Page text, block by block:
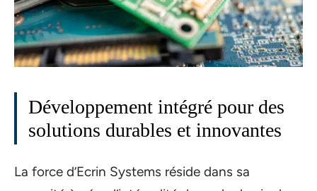
Développement intégré pour des
solutions durables et innovantes
La force d’Ecrin Systems réside dans sa